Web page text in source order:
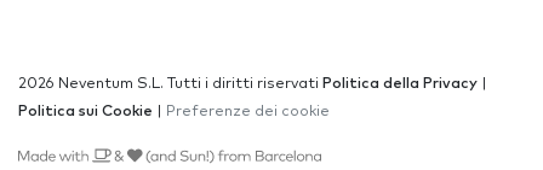
2026 Neventum S.L. Tutti i diritti riservati Politica della Privacy
Politica sui Cookie
Preferenze dei cookie